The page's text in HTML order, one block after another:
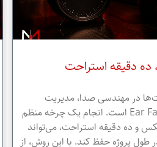
دقیقه استراحت
در مهندسی صدا، مدیریت
خستگی گوش یا Ear Fatigue است. انجام یک چرخه منظم
ده دقیقه استراحت، می‌تواند
پروژه حفظ کند. با این روش، از